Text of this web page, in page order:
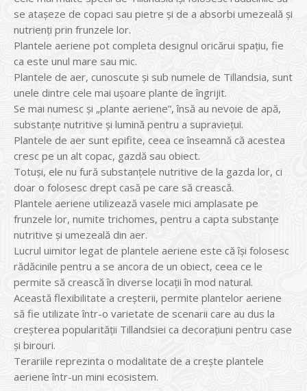
se atașeze de copaci sau pietre și de a absorbi umezeală și
nutrienți prin frunzele lor.
Plantele aeriene pot completa designul oricărui spațiu, fie
ca este unul mare sau mic.
Plantele de aer, cunoscute și sub numele de Tillandsia, sunt
unele dintre cele mai ușoare plante de îngrijit.
Se mai numesc și „plante aeriene”, însă au nevoie de apă,
substanțe nutritive și lumină pentru a supraviețui.
Plantele de aer sunt epifite, ceea ce înseamnă că acestea
cresc pe un alt copac, gazdă sau obiect.
Totuși, ele nu fură substanțele nutritive de la gazda lor, ci
doar o folosesc drept casă pe care să crească.
Plantele aeriene utilizează vasele mici amplasate pe
frunzele lor, numite trichomes, pentru a capta substanțe
nutritive și umezeală din aer.
Lucrul uimitor legat de plantele aeriene este că își folosesc
rădăcinile pentru a se ancora de un obiect, ceea ce le
permite să crească în diverse locații în mod natural.
Această flexibilitate a creșterii, permite plantelor aeriene
să fie utilizate într-o varietate de scenarii care au dus la
creșterea popularității Tillandsiei ca decorațiuni pentru case
și birouri.
Terariile reprezinta o modalitate de a crește plantele
aeriene într-un mini ecosistem.